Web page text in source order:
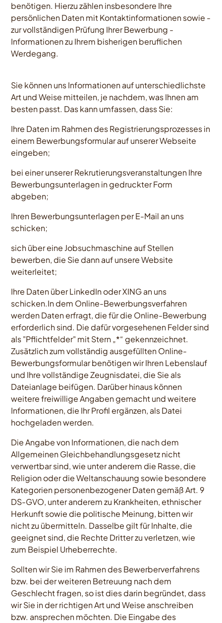
benötigen. Hierzu zählen insbesondere Ihre
persönlichen Daten mit Kontaktinformationen sowie -
zur vollständigen Prüfung Ihrer Bewerbung -
Informationen zu Ihrem bisherigen beruflichen
Werdegang.
Sie können uns Informationen auf unterschiedlichste
Art und Weise mitteilen, je nachdem, was Ihnen am
besten passt. Das kann umfassen, dass Sie:
Ihre Daten im Rahmen des Registrierungsprozesses in
einem Bewerbungsformular auf unserer Webseite
eingeben;
bei einer unserer Rekrutierungsveranstaltungen Ihre
Bewerbungsunterlagen in gedruckter Form
abgeben;
Ihren Bewerbungsunterlagen per E-Mail an uns
schicken;
sich über eine Jobsuchmaschine auf Stellen
bewerben, die Sie dann auf unsere Website
weiterleitet;
Ihre Daten über LinkedIn oder XING an uns
schicken.In dem Online-Bewerbungsverfahren
werden Daten erfragt, die für die Online-Bewerbung
erforderlich sind. Die dafür vorgesehenen Felder sind
als "Pflichtfelder" mit Stern „*“ gekennzeichnet.
Zusätzlich zum vollständig ausgefüllten Online-
Bewerbungsformular benötigen wir Ihren Lebenslauf
und Ihre vollständige Zeugnisdatei, die Sie als
Dateianlage beifügen. Darüber hinaus können
weitere freiwillige Angaben gemacht und weitere
Informationen, die Ihr Profil ergänzen, als Datei
hochgeladen werden.
Die Angabe von Informationen, die nach dem
Allgemeinen Gleichbehandlungsgesetz nicht
verwertbar sind, wie unter anderem die Rasse, die
Religion oder die Weltanschauung sowie besondere
Kategorien personenbezogener Daten gemäß Art. 9
DS-GVO, unter anderem zu Krankheiten, ethnischer
Herkunft sowie die politische Meinung, bitten wir
nicht zu übermitteln. Dasselbe gilt für Inhalte, die
geeignet sind, die Rechte Dritter zu verletzen, wie
zum Beispiel Urheberrechte.
Sollten wir Sie im Rahmen des Bewerberverfahrens
bzw. bei der weiteren Betreuung nach dem
Geschlecht fragen, so ist dies darin begründet, dass
wir Sie in der richtigen Art und Weise anschreiben
bzw. ansprechen möchten. Die Eingabe des